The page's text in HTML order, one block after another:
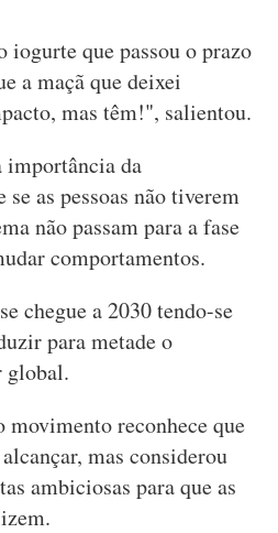
iogurte que passou o prazo
a maçã que deixei
mas têm!", salientou.
importância da
as pessoas não tiverem
não passam para a fase
comportamentos.
chegue a 2030 tendo-se
para metade o
global.
reconhece que
mas considerou
ambiciosas para que as